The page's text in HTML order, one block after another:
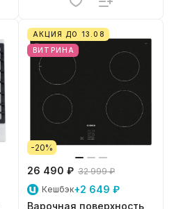
АКЦИЯ ДО 13.08
ВИТРИНА
-20%
26 490 ₽ 32 999 ₽
Кешбэк+2 649 ₽
Варочная поверхность